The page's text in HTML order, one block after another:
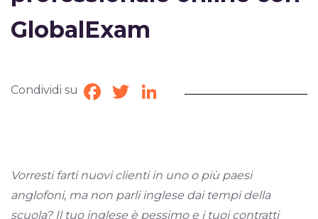
GlobalExam
Condividi su Facebook
TwitterLinkedIn
Vorresti farti nuovi clienti in uno o più paesi
anglofoni, ma non parli inglese dai tempi della
scuola? Il tuo inglese è pessimo e i tuoi contratti